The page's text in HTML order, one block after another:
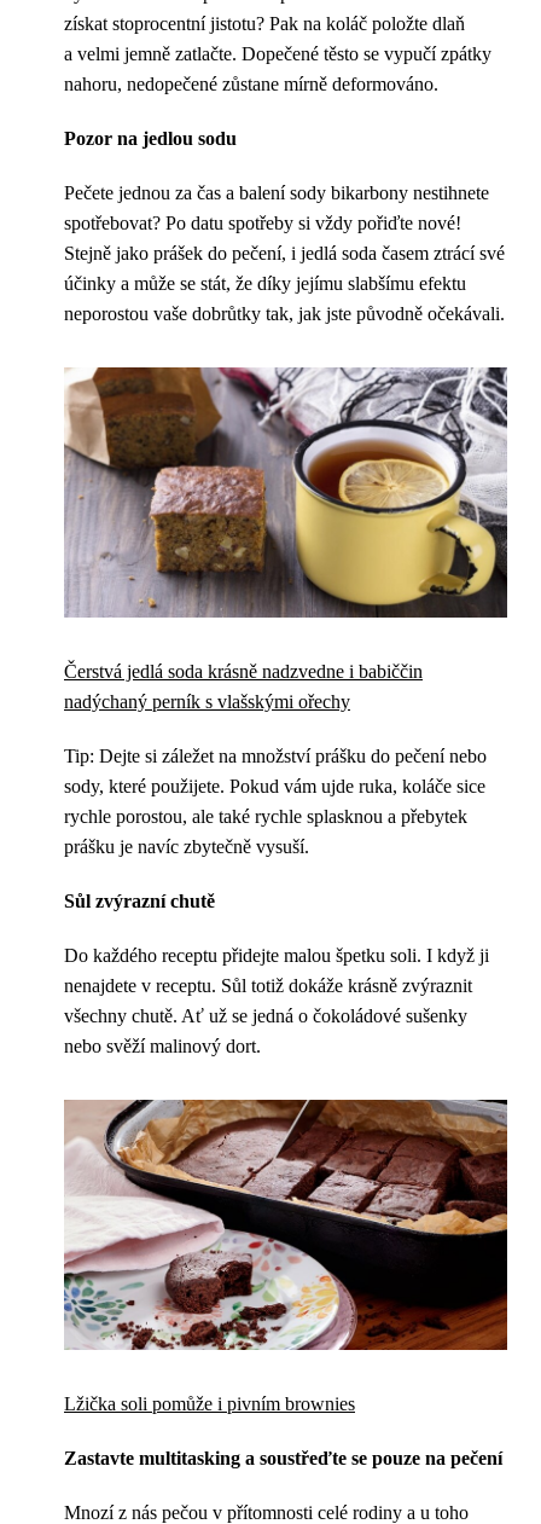
získat stoprocentní jistotu? Pak na koláč položte dlaň
a velmi jemně zatlačte. Dopečené těsto se vypučí zpátky
nahoru, nedopečené zůstane mírně deformováno.
Pozor na jedlou sodu
Pečete jednou za čas a balení sody bikarbony nestihnete
spotřebovat? Po datu spotřeby si vždy pořiďte nové!
Stejně jako prášek do pečení, i jedlá soda časem ztrácí své
účinky a může se stát, že díky jejímu slabšímu efektu
neporostou vaše dobrůtky tak, jak jste původně očekávali.
Čerstvá jedlá soda krásně nadzvedne i babiččin
nadýchaný perník s vlašskými ořechy
Tip: Dejte si záležet na množství prášku do pečení nebo
sody, které použijete. Pokud vám ujde ruka, koláče sice
rychle porostou, ale také rychle splasknou a přebytek
prášku je navíc zbytečně vysuší.
Sůl zvýrazní chutě
Do každého receptu přidejte malou špetku soli. I když ji
nenajdete v receptu. Sůl totiž dokáže krásně zvýraznit
všechny chutě. Ať už se jedná o čokoládové sušenky
nebo svěží malinový dort.
Lžička soli pomůže i pivním brownies
Zastavte multitasking a soustřeďte se pouze na pečení
Mnozí z nás pečou v přítomnosti celé rodiny a u toho